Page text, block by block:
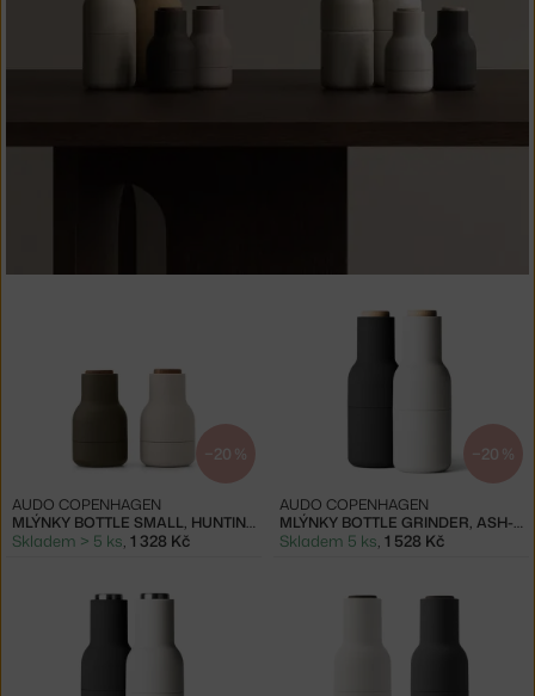
−20 %
MLÝNKY BOTTLE SMALL, HUNTING GREEN-BEIGE
AUDO COPENHAGEN
Skladem > 5 ks, 1 328 Kč
−20 %
MLÝNKY BOTTLE GRINDER, ASH-CARBON / BEECH
AUDO COPENHAGEN
Skladem 5 ks, 1 528 Kč